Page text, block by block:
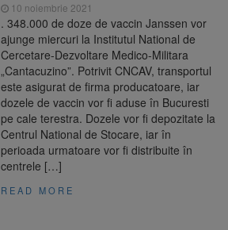
10 noiembrie 2021
. 348.000 de doze de vaccin Janssen vor
ajunge miercuri la Institutul National de
Cercetare-Dezvoltare Medico-Militara
„Cantacuzino”. Potrivit CNCAV, transportul
este asigurat de firma producatoare, iar
dozele de vaccin vor fi aduse în Bucuresti
pe cale terestra. Dozele vor fi depozitate la
Centrul National de Stocare, iar în
perioada urmatoare vor fi distribuite în
centrele […]
READ MORE